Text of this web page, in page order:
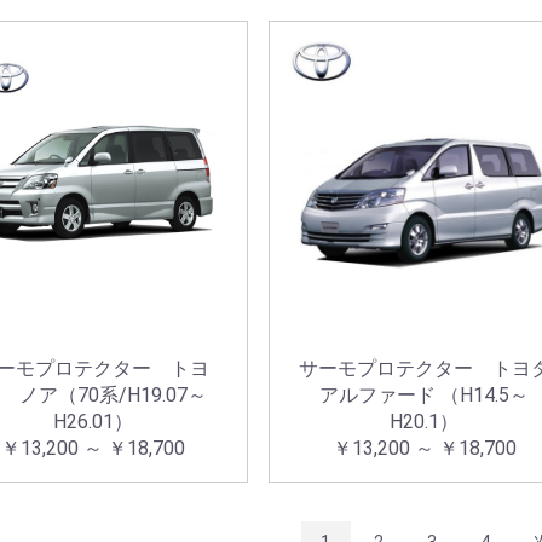
モプロテクター トヨ
ノア（70系/H19.07～
H26.01）
￥13,200 ～ ￥18,700
サーモプロテクター トヨ
アルファード （H14.5～
H20.1）
￥13,200 ～ ￥18,700